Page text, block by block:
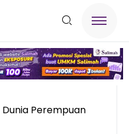
Dunia Perempuan